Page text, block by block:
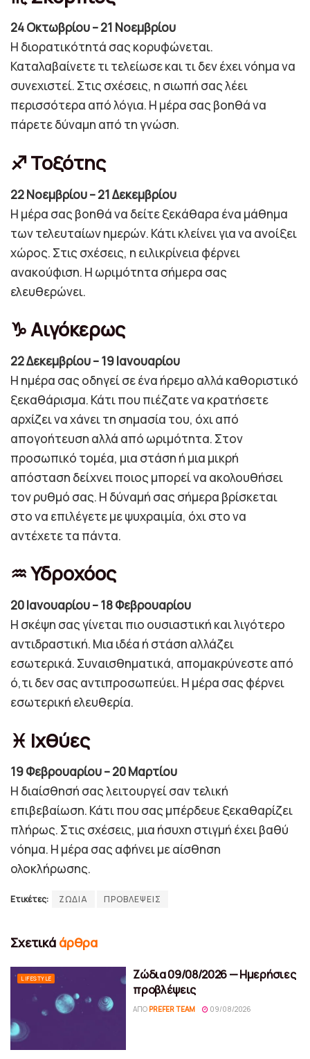
24 Οκτωβρίου – 21 Νοεμβρίου
Η διορατικότητά σας κορυφώνεται.
Καταλαβαίνετε τι τελείωσε και τι δεν έχει νόημα να
συνεχιστεί. Στις σχέσεις, η σιωπή σας λέει
περισσότερα από λόγια. Η μέρα σας βοηθά να
πάρετε δύναμη από τη γνώση.
♐ Τοξότης
22 Νοεμβρίου – 21 Δεκεμβρίου
Η μέρα σας βοηθά να δείτε ξεκάθαρα ένα μάθημα
των τελευταίων ημερών. Κάτι κλείνει για να ανοίξει
χώρος. Στις σχέσεις, η ειλικρίνεια φέρνει
ανακούφιση. Η ωριμότητα σήμερα σας
ελευθερώνει.
♑ Αιγόκερως
22 Δεκεμβρίου – 19 Ιανουαρίου
Η ημέρα σας οδηγεί σε ένα ήρεμο αλλά καθοριστικό
ξεκαθάρισμα. Κάτι που πιέζατε να κρατήσετε
αρχίζει να χάνει τη σημασία του, όχι από
απογοήτευση αλλά από ωριμότητα. Στον
προσωπικό τομέα, μια στάση ή μια μικρή
απόσταση δείχνει ποιος μπορεί να ακολουθήσει
τον ρυθμό σας. Η δύναμή σας σήμερα βρίσκεται
στο να επιλέγετε με ψυχραιμία, όχι στο να
αντέχετε τα πάντα.
♒ Υδροχόος
20 Ιανουαρίου – 18 Φεβρουαρίου
Η σκέψη σας γίνεται πιο ουσιαστική και λιγότερο
αντιδραστική. Μια ιδέα ή στάση αλλάζει
εσωτερικά. Συναισθηματικά, απομακρύνεστε από
ό,τι δεν σας αντιπροσωπεύει. Η μέρα σας φέρνει
εσωτερική ελευθερία.
♓ Ιχθύες
19 Φεβρουαρίου – 20 Μαρτίου
Η διαίσθησή σας λειτουργεί σαν τελική
επιβεβαίωση. Κάτι που σας μπέρδευε ξεκαθαρίζει
πλήρως. Στις σχέσεις, μια ήσυχη στιγμή έχει βαθύ
νόημα. Η μέρα σας αφήνει με αίσθηση
ολοκλήρωσης.
Ετικέτες: ΖΩΔΙΑ ΠΡΟΒΛΕΨΕΙΣ
Σχετικά άρθρα
LIFESTYLE
Ζώδια 09/08/2026 — Ημερήσιες
προβλέψεις
ΑΠΌ PREFER TEAM 09/08/2026